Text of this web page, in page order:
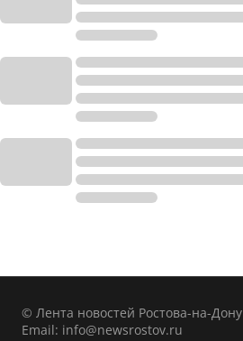
© Лента новостей Ростова-на-Дону
Email: info@newsrostov.ru